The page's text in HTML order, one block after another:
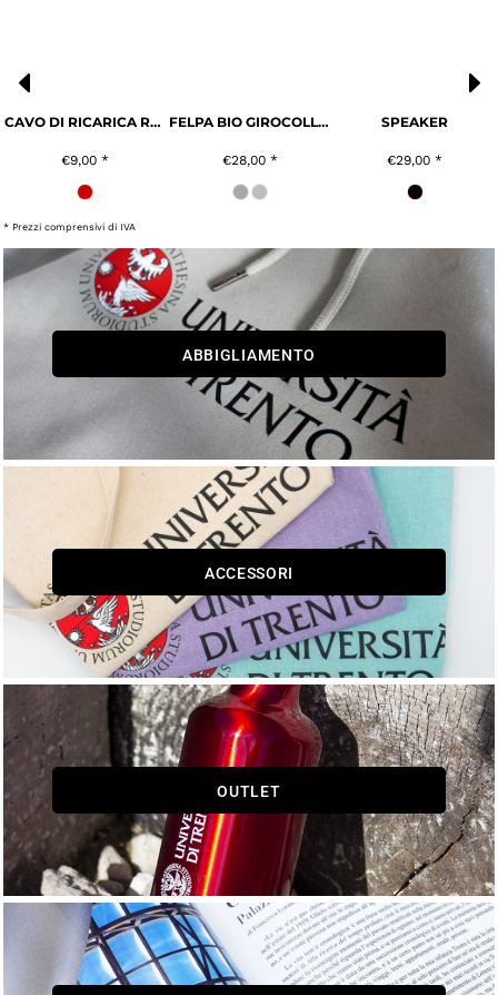
CAVO DI RICARICA RAPIDA
€9,00*
FELPA BIO GIROCOLLO UNISEX
€28,00 *
SPEAKER
€29,00*
* Prezzi comprensivi di IVA
ABBIGLIAMENTO
ACCESSORI
OUTLET